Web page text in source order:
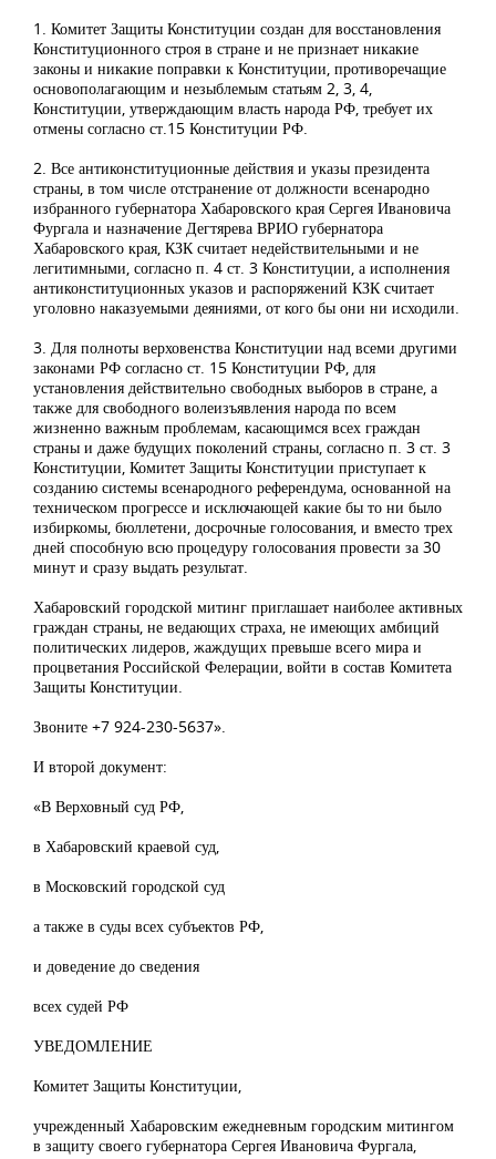
1. Комитет Защиты Конституции создан для восстановления
Конституционного строя в стране и не признает никакие
законы и никакие поправки к Конституции, противоречащие
основополагающим и незыблемым статьям 2, 3, 4,
Конституции, утверждающим власть народа РФ, требует их
отмены согласно ст.15 Конституции РФ.
2. Все антиконституционные действия и указы президента
страны, в том числе отстранение от должности всенародно
избранного губернатора Хабаровского края Сергея Ивановича
Фургала и назначение Дегтярева ВРИО губернатора
Хабаровского края, КЗК считает недействительными и не
легитимными, согласно п. 4 ст. 3 Конституции, а исполнения
антиконституционных указов и распоряжений КЗК считает
уголовно наказуемыми деяниями, от кого бы они ни исходили.
3. Для полноты верховенства Конституции над всеми другими
законами РФ согласно ст. 15 Конституции РФ, для
установления действительно свободных выборов в стране, а
также для свободного волеизъявления народа по всем
жизненно важным проблемам, касающимся всех граждан
страны и даже будущих поколений страны, согласно п. 3 ст. 3
Конституции, Комитет Защиты Конституции приступает к
созданию системы всенародного референдума, основанной на
техническом прогрессе и исключающей какие бы то ни было
избиркомы, бюллетени, досрочные голосования, и вместо трех
дней способную всю процедуру голосования провести за 30
минут и сразу выдать результат.
Хабаровский городской митинг приглашает наиболее активных
граждан страны, не ведающих страха, не имеющих амбиций
политических лидеров, жаждущих превыше всего мира и
процветания Российской Фелерации, войти в состав Комитета
Защиты Конституции.
Звоните +7 924-230-5637».
И второй документ:
«В Верховный суд РФ,
в Хабаровский краевой суд,
в Московский городской суд
а также в суды всех субъектов РФ,
и доведение до сведения
всех судей РФ
УВЕДОМЛЕНИЕ
Комитет Защиты Конституции,
учрежденный Хабаровским ежедневным городским митингом
в защиту своего губернатора Сергея Ивановича Фургала,